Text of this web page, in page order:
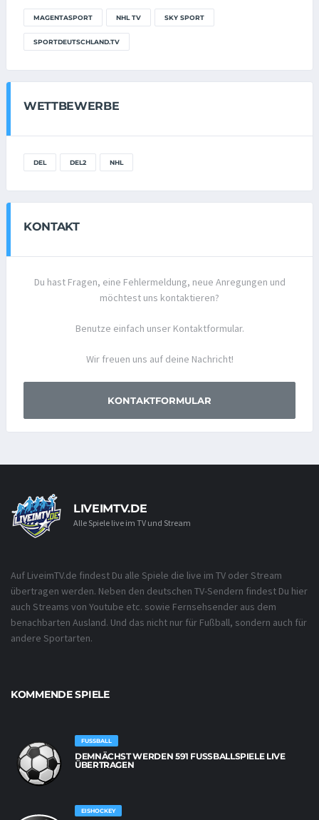
MAGENTASPORT NHL TV SKY SPORT
SPORTDEUTSCHLAND.TV
WETTBEWERBE
DEL DEL2 NHL
KONTAKT
Du hast Fragen, eine Fehlermeldung, neue Anregungen und
möchtest uns kontaktieren?
Benutze einfach unser Kontaktformular.
Wir freuen uns auf deine Nachricht!
KONTAKTFORMULAR
LIVEIMTV.DE
Alle Spiele live im TV und Stream
Auf LiveimTV.de findest Du alle Spiele die live im TV oder Stream
übertragen werden. Neben den deutschen TV-Sendern findest Du hier
auch Streams von Youtube etc. sowie Fernsehsender aus dem
benachbarten Ausland. Und das nicht nur für Fußball, sondern auch für
andere Sportarten.
KOMMENDE SPIELE
FUSSBALL
DEMNÄCHST WERDEN 591 FUSSBALLSPIELE LIVE Ü
BERTRAGEN
EISHOCKEY